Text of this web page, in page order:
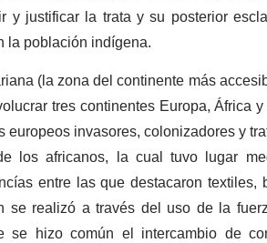
justificar la trata y su posterior
la población indígena.
(la zona del continente más
tres continentes Europa, África y
europeos invasores, colonizadores y
los africanos, la cual tuvo lugar
entre las que destacaron textiles,
se realizó a través del uso de la
se hizo común el intercambio de